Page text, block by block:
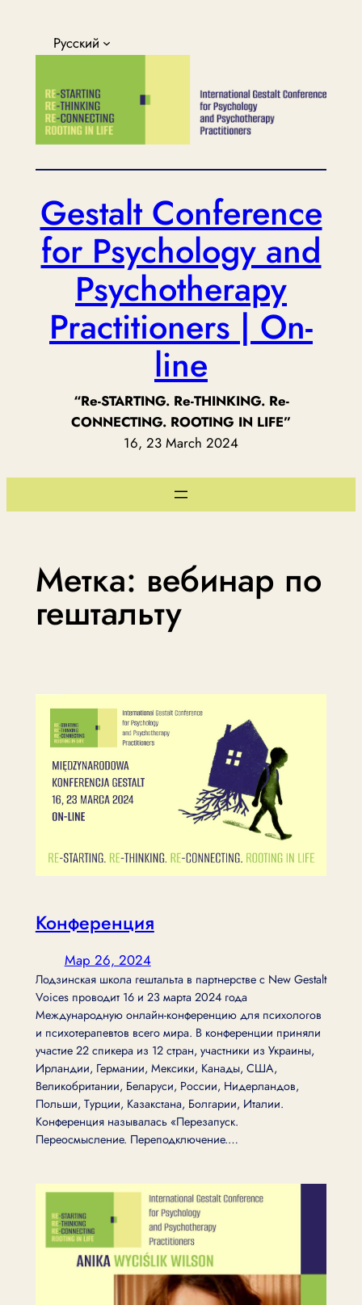
содержимому
Русский
Gestalt Conference
for Psychology and
Psychotherapy
Practitioners | On-
line
“Re-STARTING. Re-THINKING. Re-
CONNECTING. ROOTING IN LIFE”
16, 23 March 2024
Метка: вебинар по
гештальту
Конференция
Мар 26, 2024
Лодзинская школа гештальта в партнерстве с New Gestalt
Voices проводит 16 и 23 марта 2024 года
Международную онлайн-конференцию для психологов
и психотерапевтов всего мира. В конференции приняли
участие 22 спикера из 12 стран, участники из Украины,
Ирландии, Германии, Мексики, Канады, США,
Великобритании, Беларуси, России, Нидерландов,
Польши, Турции, Казакстана, Болгарии, Италии.
Конференция называлась «Перезапуск.
Переосмысление. Переподключение.…